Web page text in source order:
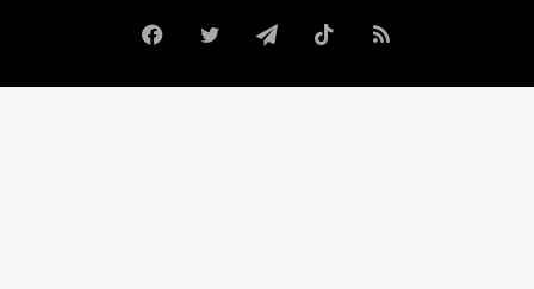
FacebookTwitterTelegramTikTokRSS